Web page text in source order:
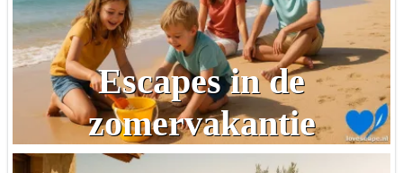
Escapes in de
zomervakantie